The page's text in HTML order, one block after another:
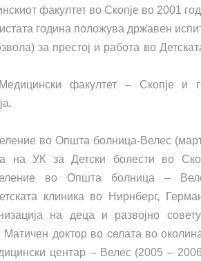
факултет во Скопје во 2001
година положува државен
за престој и работа во
факултет – Скопје и
во Општа болница-Велес
на УК за Детски болести во
во Општа болница –
клиника во Нирнберг,
на деца и развојно
Матичен доктор во селата во
центар – Велес (2005 –